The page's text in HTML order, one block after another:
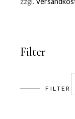
Filter
FILTER